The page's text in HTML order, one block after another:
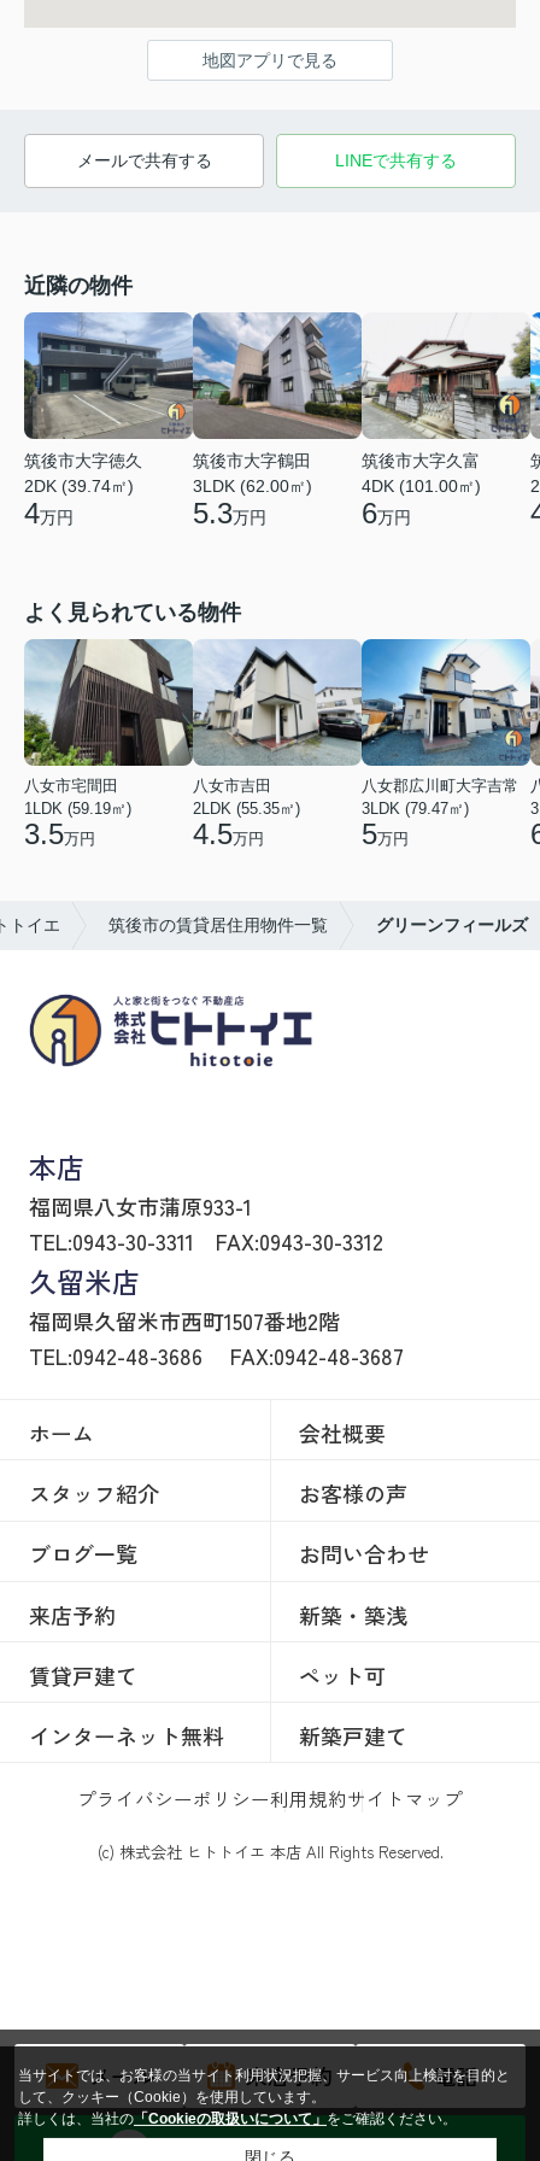
地図アプリで見る
メールで共有する LINEで共有する
近隣の物件
筑後市大字徳久
2DK (39.74㎡)
4万円
筑後市大字鶴田
3LDK (62.00㎡)
5.3万円
筑後市大字久富
4DK (101.00㎡)
6万円
よく見られている物件
八女市宅間田
1LDK (59.19㎡)
3.5万円
八女市吉田
2LDK (55.35㎡)
4.5万円
八女郡広川町大字吉常
3LDK (79.47㎡)
5万円
トイエ 筑後市の賃貸居住用物件一覧 グリーンフィールズ
本店
福岡県八女市蒲原933-1
TEL:0943-30-3311
FAX:0943-30-3312
久留米店
福岡県久留米市西町1507番地2階
TEL:0942-48-3686
FAX:0942-48-3687
ホーム
会社概要
スタッフ紹介
お客様の声
ブログ一覧
お問い合わせ
来店予約
新築・築浅
賃貸戸建て
ペット可
インターネット無料
新築戸建て
プライバシーポリシー利用規約サイトマップ
(c) 株式会社 ヒトトイエ 本店 All Rights Reserved.
メール 来店予約 電話
トークからお問い合わせする
当サイトでは、お客様の当サイト利用状況把握、サービス向上検討を目的と
して、クッキー（Cookie）を使用しています。
詳しくは、当社の「Cookieの取扱いについて」をご確認ください。
閉じる